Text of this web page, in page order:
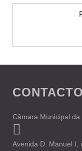
Câmara Municipal da
Avenida D. Manuel I,